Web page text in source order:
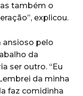
também o
explicou.
ansioso pelo
da
ser outro. “Eu
da minha
faz comidinha